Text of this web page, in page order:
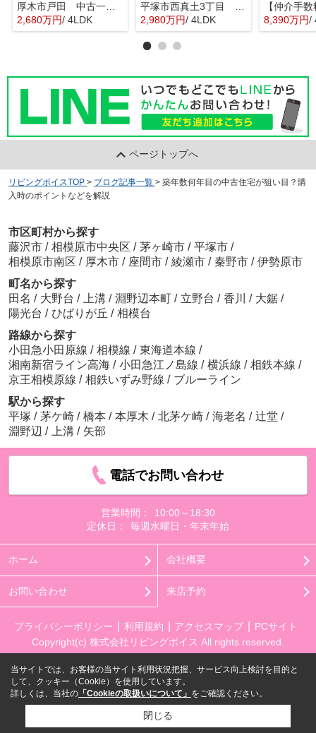
厚木市戸田 中古一戸建て
2,680万円/ 4LDK
平塚市西真土3丁目 中古一戸建て
2,980万円/ 4LDK 8,390万円/
ページトップへ
リビングボイスTOP > ブログ記事一覧 > 築年数何年目の中古住宅が狙い目？購
入時のポイントなどを解説
市区町村から探す
藤沢市 / 相模原市中央区 / 茅ヶ崎市 / 平塚市 /
相模原市南区 / 厚木市 / 座間市 / 綾瀬市 / 秦野市 / 伊勢原市
町名から探す
田名 / 大野台 / 上溝 / 淵野辺本町 / 立野台 / 香川 / 大鋸 /
陽光台 / ひばりが丘 / 相模台
路線から探す
小田急小田原線 / 相模線 / 東海道本線 /
湘南新宿ライン高海 / 小田急江ノ島線 / 横浜線 / 相鉄本線 /
京王相模原線 / 相鉄いずみ野線 / ブルーライン
駅から探す
平塚 / 茅ケ崎 / 橋本 / 本厚木 / 北茅ケ崎 / 海老名 / 辻堂 /
淵野辺 / 上溝 / 矢部
電話でお問い合わせ
営業時間：
10:00～18:30
定休日：
毎週水曜日・年末年始
ホーム 会社概要
お問い合わせ 来店予約
プライバシーポリシー 利用規約 アクセスマップ
PCサイト
Copyright(c) 株式会社リビングボイス All rights reserved.
当サイトでは、お客様の当サイト利用状況把握、サービス向上検討を目的と
して、クッキー（Cookie）を使用しています。
詳しくは、当社の 「Cookieの取扱いについて」 をご確認ください。
閉じる